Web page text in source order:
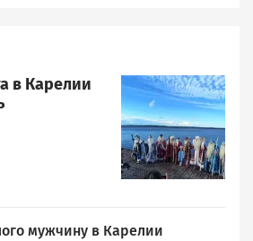
Image
в Карелии
мужчину в Карелии